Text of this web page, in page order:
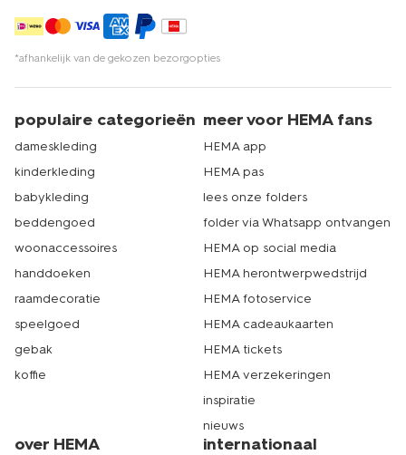
*afhankelijk van de gekozen bezorgopties
populaire categorieën
dameskleding
kinderkleding
babykleding
beddengoed
woonaccessoires
handdoeken
raamdecoratie
speelgoed
gebak
koffie
meer voor HEMA fans
HEMA app
HEMA pas
lees onze folders
folder via Whatsapp ontvangen
HEMA op social media
HEMA herontwerpwedstrijd
HEMA fotoservice
HEMA cadeaukaarten
HEMA tickets
HEMA verzekeringen
inspiratie
nieuws
over HEMA internationaal